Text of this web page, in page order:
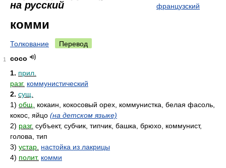
на русский
французский
комми
Толкование Перевод
1
coco
1. прил.
разг. коммунистический
2. сущ.
1) общ.
кокаин, кокосовый орех, коммунистка, белая фасоль,
кокос, яйцо (на детском языке)
2) разг. субъект, субчик, типчик, башка, брюхо, коммунист,
голова, тип
3) устар. настойка из лакрицы
4) полит. комми